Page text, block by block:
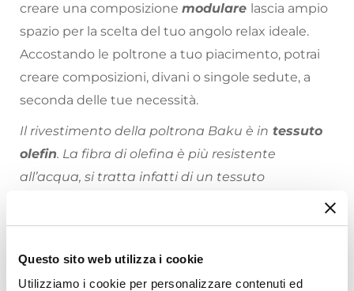
Questo sito web utilizza i cookie
Utilizziamo i cookie per personalizzare contenuti ed
creare una composizione modulare lascia ampio
spazio per la scelta del tuo angolo relax ideale.
Accostando le poltrone a tuo piacimento, potrai
creare composizioni, divani o singole sedute, a
seconda delle tue necessità.
Il rivestimento della poltrona Baku è in tessuto
olefin. La fibra di olefina è più resistente
all’acqua, si tratta infatti di un tessuto
evitando il danneggiamento della poltrona da
L'imbottitura di Baku arriva sottovuoto: è
Riepilogo Caratteristiche